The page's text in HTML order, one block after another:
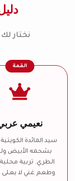
نختار
القمة
نعيمي
سيد المائدة
بشحمه الأبيض
الطري. تربية
وطعم غني لا يعلى